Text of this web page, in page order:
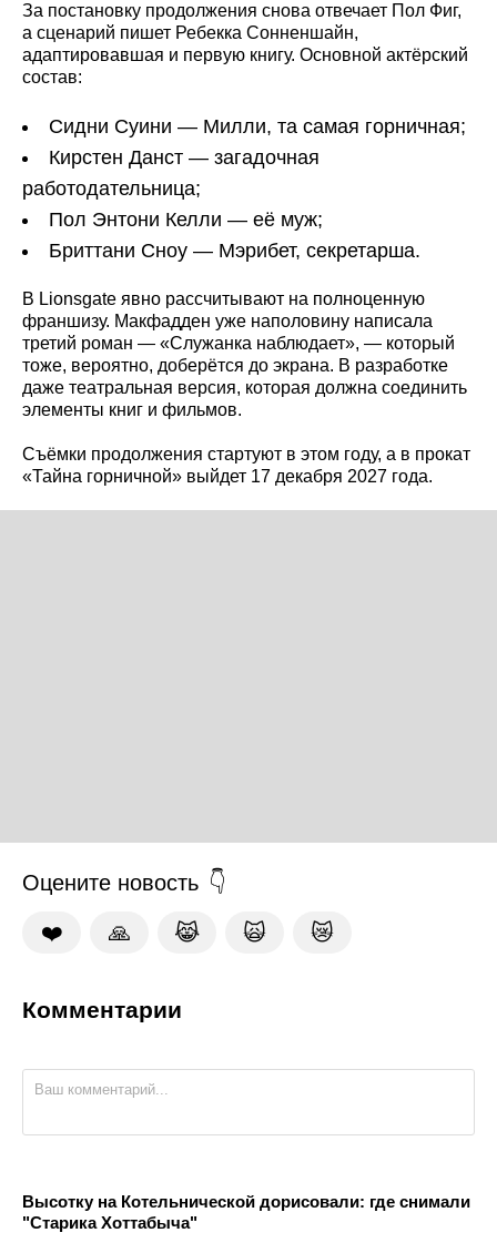
За постановку продолжения снова отвечает Пол Фиг,
а сценарий пишет Ребекка Сонненшайн,
адаптировавшая и первую книгу. Основной актёрский
состав:
Сидни Суини — Милли, та самая горничная;
Кирстен Данст — загадочная
работодательница;
Пол Энтони Келли — её муж;
Бриттани Сноу — Мэрибет, секретарша.
В Lionsgate явно рассчитывают на полноценную
франшизу. Макфадден уже наполовину написала
третий роман — «Служанка наблюдает», — который
тоже, вероятно, доберётся до экрана. В разработке
даже театральная версия, которая должна соединить
элементы книг и фильмов.
Съёмки продолжения стартуют в этом году, а в прокат
«Тайна горничной» выйдет 17 декабря 2027 года.
Оцените новость
❤️ 🙏 😹 🙀 😿
Комментарии
Высотку на Котельнической дорисовали: где снимали
"Старика Хоттабыча"